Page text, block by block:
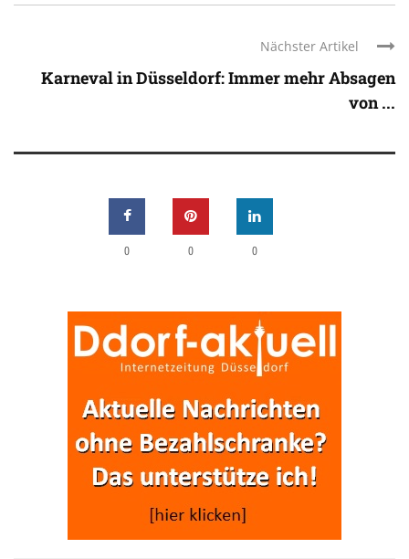
Nächster Artikel
Karneval in Düsseldorf: Immer mehr Absagen
von ...
0 0 0